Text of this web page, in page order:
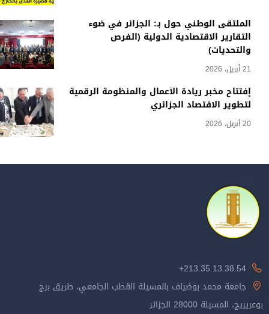
الملتقى الوطني حول بـ: الجزائر في ضوء
التقارير الاقتصادية الدولية (الفرص
والتحديات)
21 أبريل، 2026
إفتتاح مخبر ريادة الأعمال والمنظومة الرقمية
لتطوير الاقتصاد الجزائري
20 أبريل، 2026
213.35.13.38.54+
جامعة محمد بوضياف بالمسيلة القطب الجامعي، طريق برج
بوعريريج، المسيلة 28000 الجزائر